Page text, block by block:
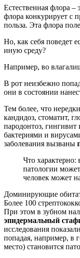
Естественная флора
флора конкурирует с
польза. Эта флора
Но, как себя поведет
иную среду?
Например, во
В рот неизбежно
они в состоянии
Тем более, что
кандидоз, стоматит,
пародонтоз,
бактериями и
заболевания вызваны
Что характерно:
патологии
человек может
Доминирующие
Более 100
При этом в зубном
эпидермальный
исследования
попадая, например, в
место) становится